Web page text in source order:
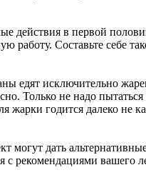
действия в первой
работу. Составьте себе
едят исключительно
Только не надо
жарки годится далеко не
могут дать
с рекомендациями вашего